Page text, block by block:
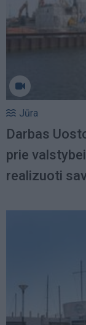
Jūra
Darbas
prie
realizuoti